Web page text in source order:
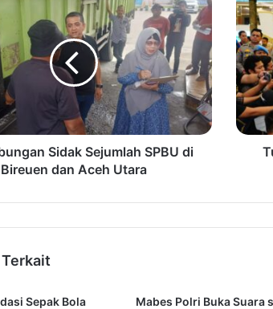
Sidak Sejumlah SPBU di
Bireuen dan Aceh Utara
Sepak Bola Mabes Polri Buka Suara